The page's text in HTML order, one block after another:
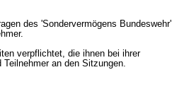
des 'Sondervermögens Bundeswehr'
verpflichtet, die ihnen bei ihrer
an den Sitzungen.